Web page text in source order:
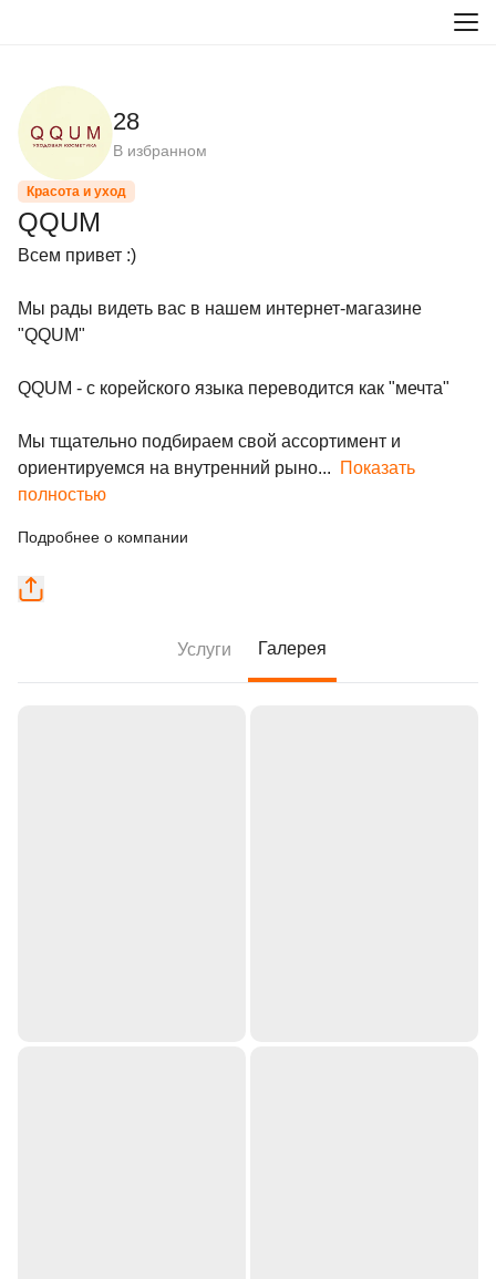
28
В избранном
Красота и уход
QQUM
Всем привет :)
Мы рады видеть вас в нашем интернет-магазине
"QQUM"
QQUM - с корейского языка переводится как "мечта"
Мы тщательно подбираем свой ассортимент и
ориентируемся на внутренний рыно... Показать
полностью
Подробнее о компании
Услуги Галерея